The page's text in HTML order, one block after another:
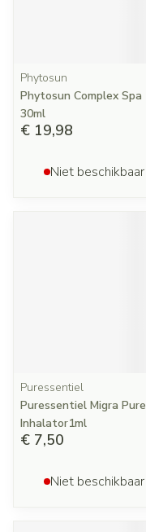
Phytosun
Phytosun Complex Spa
30ml
€ 19,98
Niet beschikbaar
Puressentiel
Puressentiel Migra Pure
Inhalator1ml
€ 7,50
Niet beschikbaar